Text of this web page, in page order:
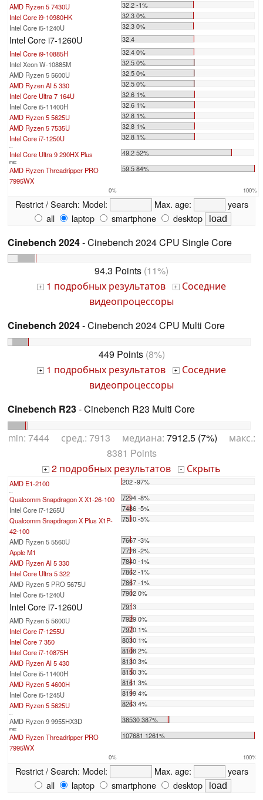
AMD Ryzen 5 7430U
32.2 -1%
Intel Core i9-10980HK
32.3 0%
Intel Core i5-1240U
32.3 0%
Intel Core i7-1260U
32.4
Intel Core i9-10885H
32.4 0%
Intel Xeon W-10885M
32.5 0%
AMD Ryzen 5 5600U
32.5 0%
AMD Ryzen AI 5 330
32.5 0%
Intel Core Ultra 7 164U
32.6 1%
Intel Core i5-11400H
32.6 1%
AMD Ryzen 5 5625U
32.8 1%
AMD Ryzen 5 7535U
32.8 1%
Intel Core i7-1250U
32.8 1%
Intel Core Ultra 9 290HX Plus 49.2 52%
max:
AMD Ryzen Threadripper PRO
7995WX
59.5 84%
0% 100%
Restrict / Search: Model: Max. age:
years
all
laptop smartphone desktop
Cinebench 2024- Cinebench 2024 CPU Single Core
94.3 Points (11%)
+ 1 подробных результатов + Соседние
видеопроцессоры
Cinebench 2024- Cinebench 2024 CPU Multi Core
449 Points(8%)
+ 1 подробных результатов + Соседние
видеопроцессоры
Cinebench R23- Cinebench R23 Multi Core
min: 7444 сред.: 7913 медиана: 7912.5 (7%) макс.:
8381 Points
+ 2 подробных результатов - Скрыть
AMD E1-2100 202 -97%
...
Qualcomm Snapdragon X X1-26-100
7294 -8%
Intel Core i7-1265U
7486 -5%
Qualcomm Snapdragon X Plus X1P-
42-100
7510 -5%
AMD Ryzen 5 5560U
7667 -3%
Apple M1
7728 -2%
AMD Ryzen AI 5 330
7840 -1%
Intel Core Ultra 5 322
7862 -1%
AMD Ryzen 5 PRO 5675U
7867 -1%
Intel Core i5-1240U
7902 0%
Intel Core i7-1260U
7913
AMD Ryzen 5 5600U
7929 0%
Intel Core i7-1255U
7970 1%
Intel Core 7 350
8030 1%
Intel Core i7-10875H
8108 2%
AMD Ryzen AI 5 430
8130 3%
Intel Core i5-11400H
8150 3%
AMD Ryzen 5 4600H
8161 3%
Intel Core i5-1245U
8199 4%
AMD Ryzen 5 5625U
8263 4%
...
AMD Ryzen 9 9955HX3D 38530 387%
max:
AMD Ryzen Threadripper PRO
7995WX
107681 1261%
0% 100%
Restrict / Search: Model: Max. age:
years
all
laptop smartphone desktop